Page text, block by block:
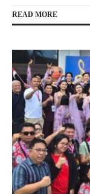
READ MORE